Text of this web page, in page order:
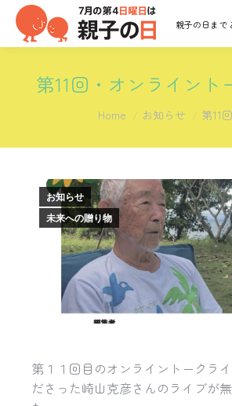
第11回・オンライント
You are here:
Home お知らせ 第11
お知らせ
未来への贈り物
第１１回目のオンライントークラ
ださった崎山克彦さんのライブが